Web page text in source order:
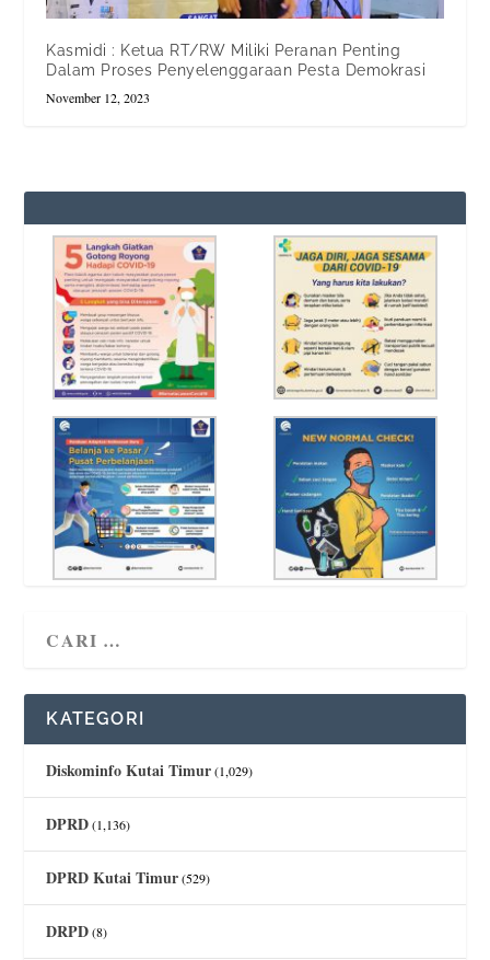
Kasmidi : Ketua RT/RW Miliki Peranan Penting
Dalam Proses Penyelenggaraan Pesta Demokrasi
November 12, 2023
KATEGORI
Diskominfo Kutai Timur(1,029)
DPRD(1,136)
DPRD Kutai Timur(529)
DRPD(8)